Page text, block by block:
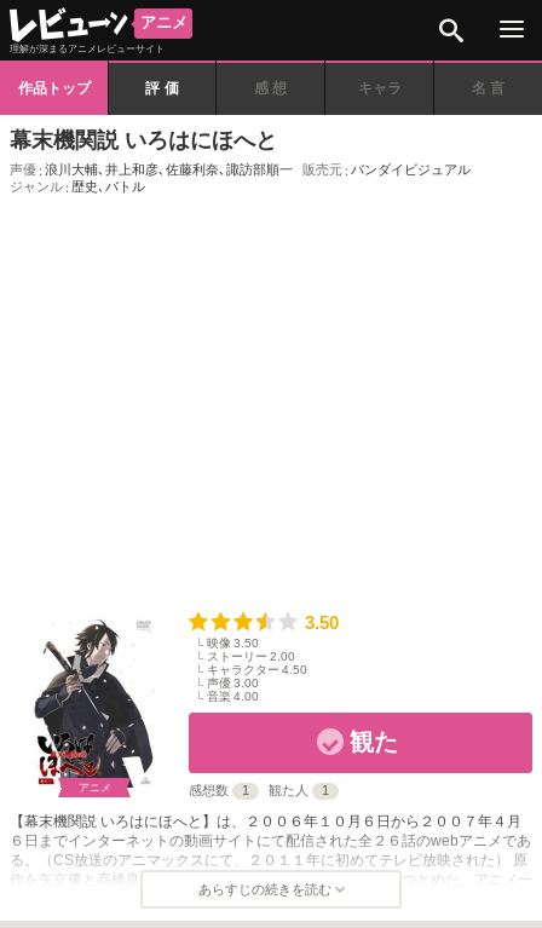
アニメ
理解が深まるアニメレビューサイト
作品トップ 評価 感想 キャラ 名言
幕末機関説 いろはにほへと
声優 浪川大輔､ 井上和彦､ 佐藤利奈､ 諏訪部順一 販売元
バンダイビジュアル
ジャンル
歴史､ バトル
アニメ
3.50
映像 3.50
ストーリー 2.00
キャラクター 4.50
声優3.00
音楽4.00
観た
感想数 1 観た人 1
【幕末機関説 いろはにほへと】は、２００６年１０月６日から２００７年４月
６日までインターネットの動画サイトにて配信された全２６話のwebアニメであ
る。（CS放送のアニマックスにて、２０１１年に初めてテレビ放映された） 原
作を矢立肇と高橋良輔が手がけ、総監督は同じく高橋良輔がつとめた。アニメー
ション制作はサンライズである。 物語の舞台は、幕末の日本。主人公の剣士・
秋月耀次郎（あきづき ようじろう）は、時代の転換期に現れ、混沌を生むとさ
あらすじの続きを読む